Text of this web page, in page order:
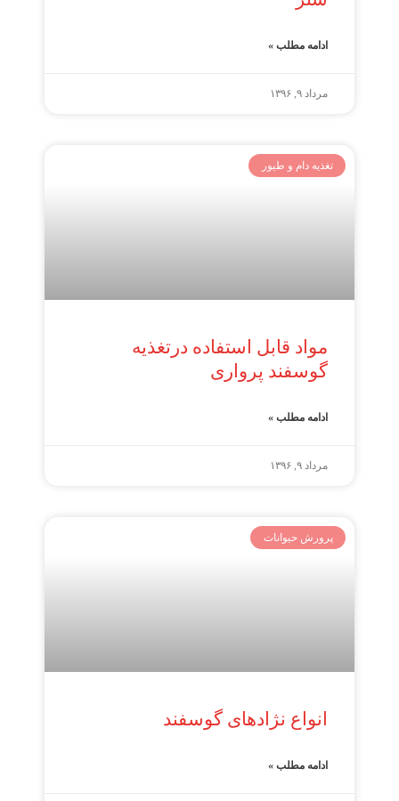
ادامه مطلب »
مرداد ۹, ۱۳۹۶
تغذیه دام و طیور
مواد قابل استفاده درتغذیه
گوسفند پرواری
ادامه مطلب »
مرداد ۹, ۱۳۹۶
پرورش حیوانات
انواع نژادهای گوسفند
ادامه مطلب »